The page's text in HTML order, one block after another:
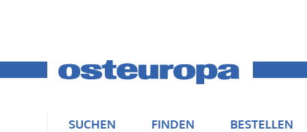
SUCHEN FINDEN BESTELLEN